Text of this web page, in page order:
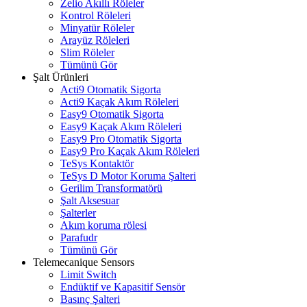
Zelio Akıllı Röleler
Kontrol Röleleri
Minyatür Röleler
Arayüz Röleleri
Slim Röleler
Tümünü Gör
Şalt Ürünleri
Acti9 Otomatik Sigorta
Acti9 Kaçak Akım Röleleri
Easy9 Otomatik Sigorta
Easy9 Kaçak Akım Röleleri
Easy9 Pro Otomatik Sigorta
Easy9 Pro Kaçak Akım Röleleri
TeSys Kontaktör
TeSys D Motor Koruma Şalteri
Gerilim Transformatörü
Şalt Aksesuar
Şalterler
Akım koruma rölesi
Parafudr
Tümünü Gör
Telemecanique Sensors
Limit Switch
Endüktif ve Kapasitif Sensör
Basınç Şalteri